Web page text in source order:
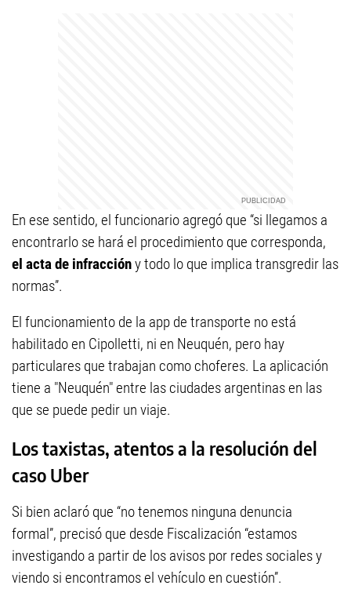
En ese sentido, el funcionario agregó que “si llegamos a
encontrarlo se hará el procedimiento que corresponda,
el acta de infraccióny todo lo que implica transgredir las
normas”.
El funcionamiento de la app de transporte no está
habilitado en Cipolletti, ni en Neuquén, pero hay
particulares que trabajan como choferes. La aplicación
tiene a "Neuquén" entre las ciudades argentinas en las
que se puede pedir un viaje.
Los taxistas, atentos a la resolución del
caso Uber
Si bien aclaró que “no tenemos ninguna denuncia
formal”, precisó que desde Fiscalización “estamos
investigando a partir de los avisos por redes sociales y
viendo si encontramos el vehículo en cuestión”.